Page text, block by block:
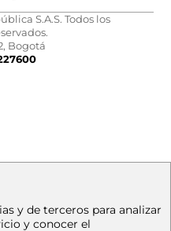
S.A.S. Todos los
Bogotá
y de terceros para analizar
y conocer el